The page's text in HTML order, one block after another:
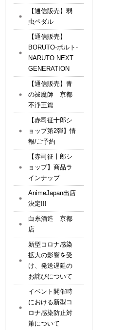
【通信販売】弱
虫ペダル
【通信販売】
BORUTO-ボルト-
NARUTO NEXT
GENERATION
【通信販売】青
の祓魔師 京都
不浄王篇
【赤司征十郎シ
ョップ第2弾】情
報/ご予約
【赤司征十郎シ
ョップ】商品ラ
インナップ
AnimeJapan出店
決定!!!
白糸酒造 京都
店
新型コロナ感染
拡大の影響を受
け、発送遅延の
お詫びについて
イベント開催時
における新型コ
ロナ感染防止対
策について